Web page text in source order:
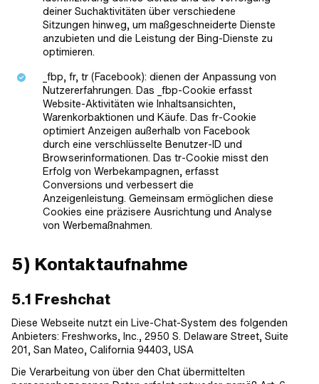
deiner Suchaktivitäten über verschiedene
Sitzungen hinweg, um maßgeschneiderte Dienste
anzubieten und die Leistung der Bing-Dienste zu
optimieren.
_fbp, fr, tr (Facebook): dienen der Anpassung von
Nutzererfahrungen. Das _fbp-Cookie erfasst
Website-Aktivitäten wie Inhaltsansichten,
Warenkorbaktionen und Käufe. Das fr-Cookie
optimiert Anzeigen außerhalb von Facebook
durch eine verschlüsselte Benutzer-ID und
Browserinformationen. Das tr-Cookie misst den
Erfolg von Werbekampagnen, erfasst
Conversions und verbessert die
Anzeigenleistung. Gemeinsam ermöglichen diese
Cookies eine präzisere Ausrichtung und Analyse
von Werbemaßnahmen.
5) Kontaktaufnahme
5.1 Freshchat
Diese Webseite nutzt ein Live-Chat-System des folgenden
Anbieters: Freshworks, Inc., 2950 S. Delaware Street, Suite
201, San Mateo, California 94403, USA
Die Verarbeitung von über den Chat übermittelten